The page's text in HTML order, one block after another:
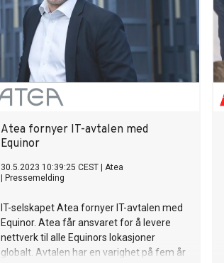
som er nøkkelen til å avkarbonisere
energikrevende næringer og
langdistansetransport.
Atea fornyer IT-avtalen med
Equinor
30.5.2023 10:39:25 CEST
Atea
Pressemelding
IT-selskapet Atea fornyer IT-avtalen med
Equinor. Atea får ansvaret for å levere
nettverk til alle Equinors lokasjoner
globalt. Avtalen har en varighet på fem år